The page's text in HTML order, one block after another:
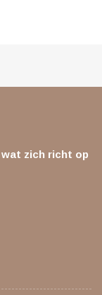
wat zich richt op